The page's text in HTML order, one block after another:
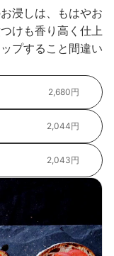
浸しは、もはやお
けも香り高く仕上
プすること間違い
2,680円
2,044円
2,043円